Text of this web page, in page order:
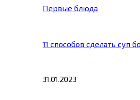
Первые блюда
11 способов сделать суп
31.01.2023